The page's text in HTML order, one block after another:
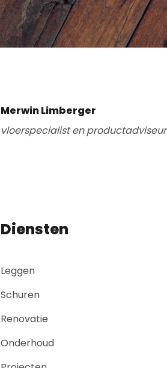
Merwin Limberger
vloerspecialist en productadviseur
Diensten
Leggen
Schuren
Renovatie
Onderhoud